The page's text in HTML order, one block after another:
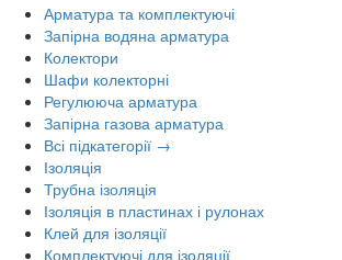
Арматура та комплектуючі
Запірна водяна арматура
Колектори
Шафи колекторні
Регулююча арматура
Запірна газова арматура
Всі підкатегорії →
Ізоляція
Трубна ізоляція
Ізоляція в пластинах і рулонах
Клей для ізоляції
Комплектуючі для ізоляції